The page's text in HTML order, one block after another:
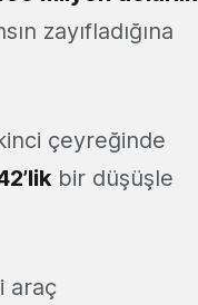
zayıfladığına
çeyreğinde
bir düşüşle
araç